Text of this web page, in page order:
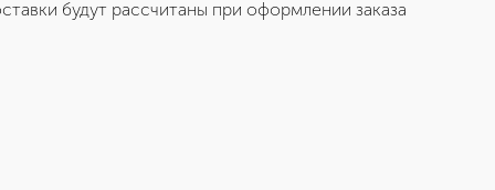
будут рассчитаны при оформлении заказа